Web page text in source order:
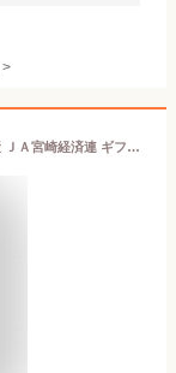
>
ライチ 生ライチ 秀品 400g 12～15玉 宮崎県産 ＪＡ宮崎経済連 ギフト お取り寄せグルメ